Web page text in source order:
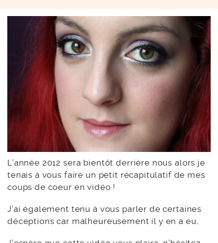
L’année 2012 sera bientôt derrière nous alors je
tenais à vous faire un petit récapitulatif de mes
coups de coeur en vidéo !
J’ai également tenu à vous parler de certaines
déceptions car malheureusement il y en a eu,